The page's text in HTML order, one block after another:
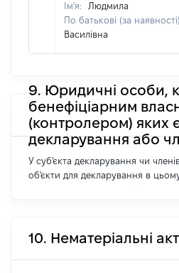
Ім'я:
Людмила
По батькові (за
Василівна
9. Юридичні особи,
бенефіціарним
(контролером) яких є
декларування або
У суб'єкта декларування чи членів
об'єкти для декларування в цьому
10. Нематеріальні